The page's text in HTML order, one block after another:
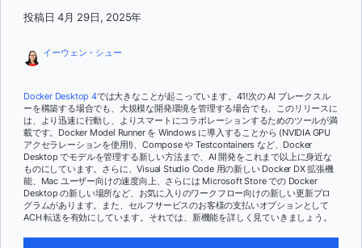
投稿日 4月 29日, 2025年
イーウェン・シュー
Docker Desktop 4では大きなことが起こっています。41!次の AI ブレークスル
ーを構築する場合でも、大規模な開発環境を管理する場合でも、このリリースに
は、より迅速に行動し、よりスマートにコラボレーションするためのツールが満
載です。Docker Model Runner を Windows に導入することから (NVIDIA GPU
アクセラレーションを使用!)、Compose や Testcontainers など、Docker
Desktop でモデルを管理する新しい方法まで、AI 開発をこれまで以上に身近な
ものにしています。さらに、Visual Studio Code 用の新しい Docker DX 拡張機
能、Mac ユーザー向けの速度向上、さらには Microsoft Store での Docker
Desktop の新しい場所など、お気に入りのワークフロー向けの新しい更新プロ
グラムがあります。また、セルフサービスのお客様の支払いオプションとして
ACH 転送を有効にしています。それでは、新機能を詳しく見ていきましょう。